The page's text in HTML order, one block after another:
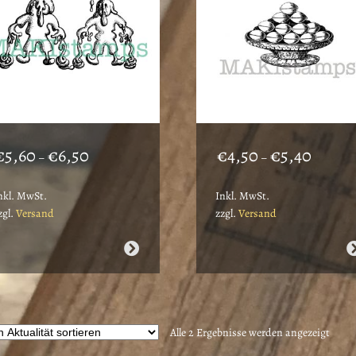
5,60 – €6,50€5,60
MwSt.
Versand
Produkt
Varianten
Die
€4,50 –€5,40
Inkl. MwSt.
zzgl.Versand
weist
mehrere
Varianten
auf.
Die
Alle 2 Ergebnisse werden angezeigtNach